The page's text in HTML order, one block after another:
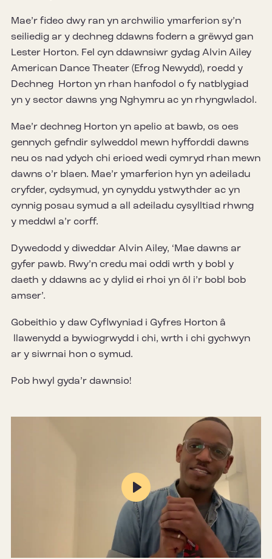
Mae’r fideo dwy ran yn archwilio ymarferion sy’n
seiliedig ar y dechneg ddawns fodern a grëwyd gan
Lester Horton. Fel cyn ddawnsiwr gydag Alvin Ailey
American Dance Theater (Efrog Newydd), roedd y
Dechneg Horton yn rhan hanfodol o fy natblygiad
yn y sector dawns yng Nghymru ac yn rhyngwladol.
Mae’r dechneg Horton yn apelio at bawb, os oes
gennych gefndir sylweddol mewn hyfforddi dawns
neu os nad ydych chi erioed wedi cymryd rhan mewn
dawns o’r blaen. Mae’r ymarferion hyn yn adeiladu
cryfder, cydsymud, yn cynyddu ystwythder ac yn
cynnig posau symud a all adeiladu cysylltiad rhwng
y meddwl a’r corff.
Dywedodd y diweddar Alvin Ailey, ‘Mae dawns ar
gyfer pawb. Rwy’n credu mai oddi wrth y bobl y
daeth y ddawns ac y dylid ei rhoi yn ôl i’r bobl bob
amser’.
Gobeithio y daw Cyflwyniad i Gyfres Horton â
llawenydd a bywiogrwydd i chi, wrth i chi gychwyn
ar y siwrnai hon o symud.
Pob hwyl gyda’r dawnsio!
Mute Settings
Play